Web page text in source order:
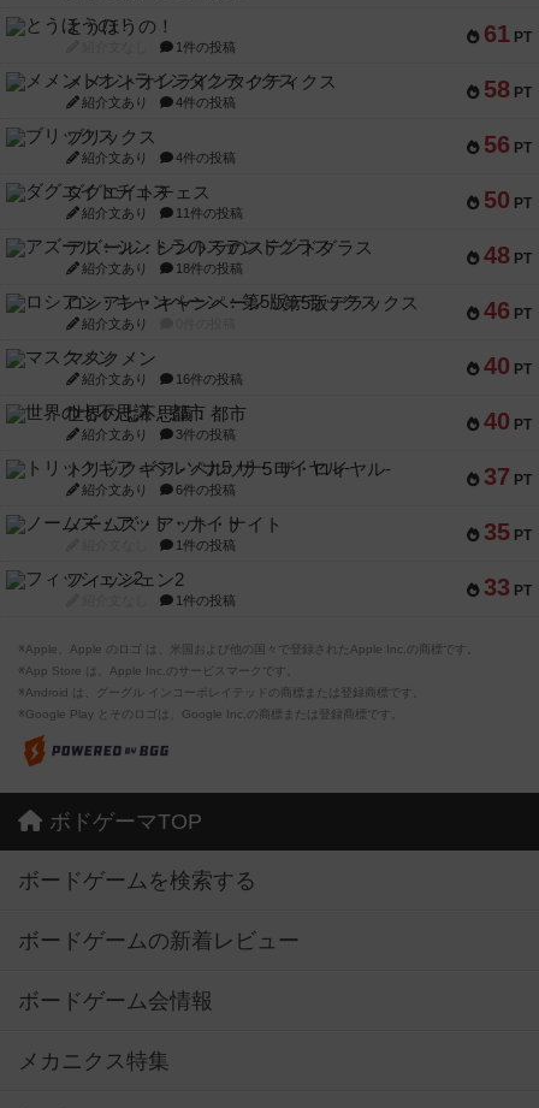
61 PT
とうほうの！
1件の投稿
58 PT
メメントオンラインタクティクス
紹介文あり 4件の投稿
56 PT
ブリックス
紹介文あり 4件の投稿
50 PT
ダグエイトチェス
紹介文あり 11件の投稿
48 PT
アズール：シントラのステンドグラス
紹介文あり 18件の投稿
46 PT
ロシアン・キャンペーン：第5版デラックス
紹介文あり
40 PT
マスクメン
紹介文あり 16件の投稿
40 PT
世界の七不思議：都市
紹介文あり 3件の投稿
37 PT
トリックギア - ペルソナ5 ザ・ロイヤル-
紹介文あり 6件の投稿
35 PT
ノームズ・アット・ナイト
1件の投稿
33 PT
フィッシェン2
1件の投稿
※Apple、Apple のロゴ は、米国および他の国々で登録されたApple Inc.の商標です。
※App Store は、Apple Inc.のサービスマークです。
※Android は、グーグル インコーポレイテッドの商標または登録商標です。
※Google Play とそのロゴは、Google Inc.の商標または登録商標です。
ボドゲーマTOP
ボードゲームを検索する
ボードゲームの新着レビュー
ボードゲーム会情報
メカニクス特集